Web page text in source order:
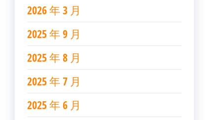
2026 年 3 月
2025 年 9 月
2025 年 8 月
2025 年 7 月
2025 年 6 月